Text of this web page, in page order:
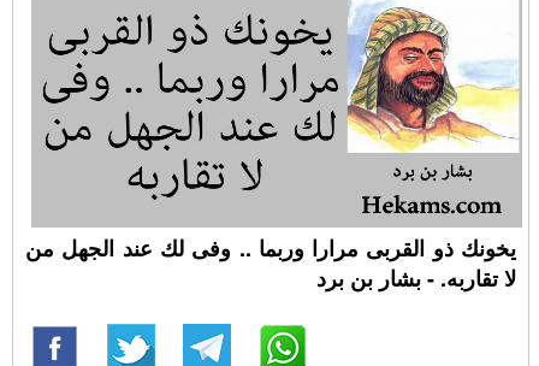
يخونك ذو القربى مرارا وربما .. وفى لك عند الجهل من
لا تقاربه. - بشار بن برد